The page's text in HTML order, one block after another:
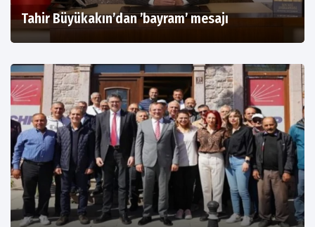
Tahir Büyükakın’dan ’bayram’ mesajı